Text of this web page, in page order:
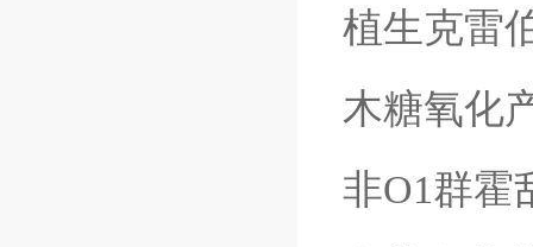
植生克雷
木糖氧化
非O1群霍